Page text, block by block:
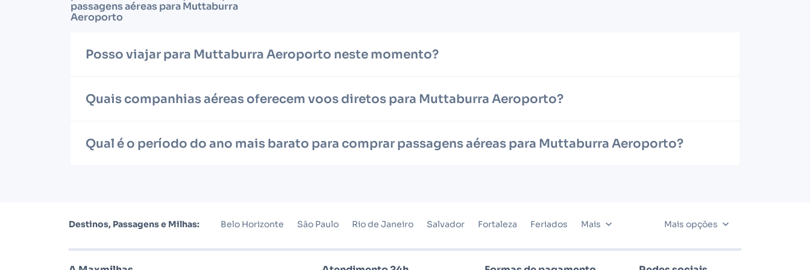
passagens aéreas para Muttaburra
Aeroporto
Posso viajar para Muttaburra Aeroporto neste momento?
Quais companhias aéreas oferecem voos diretos para Muttaburra Aeroporto?
Qual é o período do ano mais barato para comprar passagens aéreas para Muttaburra Aeroporto?
Destinos, Passagens e Milhas: Belo Horizonte São Paulo Rio de Janeiro Salvador Fortaleza Feriados Mais Mais opções